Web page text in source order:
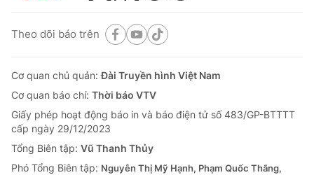
Theo dõi báo trên
Cơ quan chủ quản:Đài Truyền hình Việt Nam
Cơ quan báo chí: Thời báo VTV
Giấy phép hoạt động báo in và báo điện tử số 483/GP-BTTTT
cấp ngày 29/12/2023
Tổng Biên tập: Vũ Thanh Thủy
Phó Tổng Biên tập: Nguyễn Thị Mỹ Hạnh, Phạm Quốc Thắng,